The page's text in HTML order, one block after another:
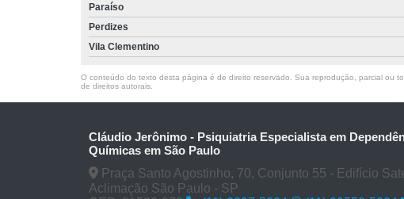
Paraíso
Perdizes
Vila Clementino
O conteúdo do texto desta página é de direito reservado. Sua reprodução, parcial ou
de direitos autorais
Cláudio Jerônimo - Psiquiatria Especialista em
Químicas em São Paulo
Praça Santo Agostinho, 70, Conjunto 55 - Edifício
Aclimação São Paulo - SP